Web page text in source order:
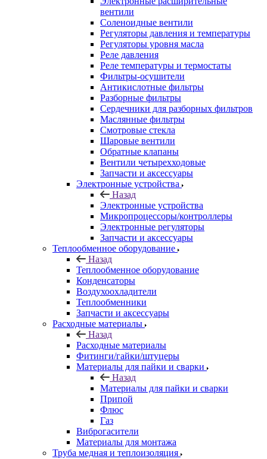
вентили
Соленоидные вентили
Регуляторы давления и температуры
Регуляторы уровня масла
Реле давления
Реле температуры и термостаты
Фильтры-осушители
Антикислотные фильтры
Разборные фильтры
Сердечники для разборных фильтров
Маслянные фильтры
Смотровые стекла
Шаровые вентили
Обратные клапаны
Вентили четырехходовые
Запчасти и аксессуары
Электронные устройства
Назад
Электронные устройства
Микропроцессоры/контроллеры
Электронные регуляторы
Запчасти и аксессуары
Теплообменное оборудование
Назад
Теплообменное оборудование
Конденсаторы
Воздухоохладители
Теплообменники
Запчасти и аксессуары
Расходные материалы
Назад
Расходные материалы
Фитинги/гайки/штуцеры
Материалы для пайки и сварки
Назад
Материалы для пайки и сварки
Припой
Флюс
Газ
Виброгасители
Материалы для монтажа
Труба медная и теплоизоляция